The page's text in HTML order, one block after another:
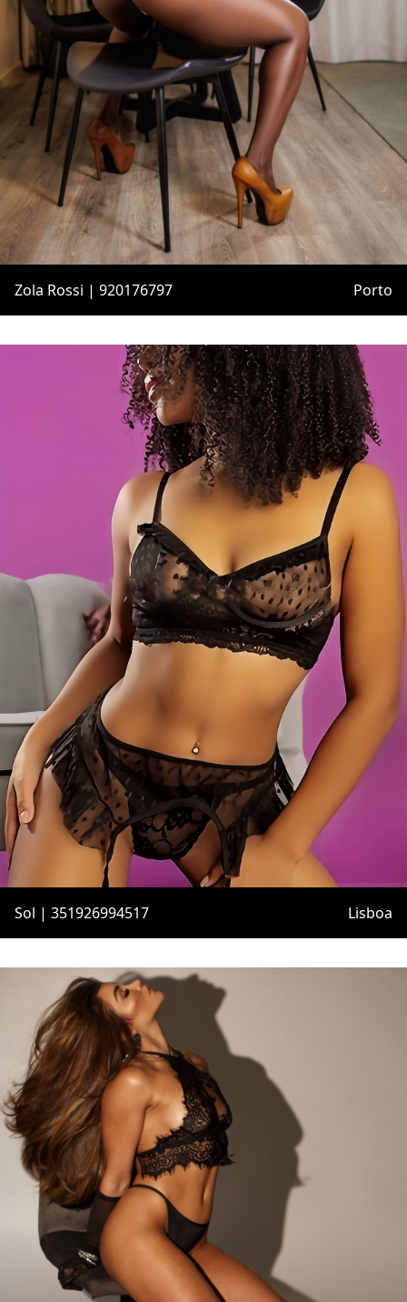
Zola Rossi | 920176797 Porto
Sol | 351926994517 Lisboa